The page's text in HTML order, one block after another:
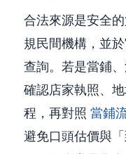
合法來源是安全
規民間機構，並
查詢。若是當鋪
確認店家執照、
程，再對照 當鋪
避免口頭估價與